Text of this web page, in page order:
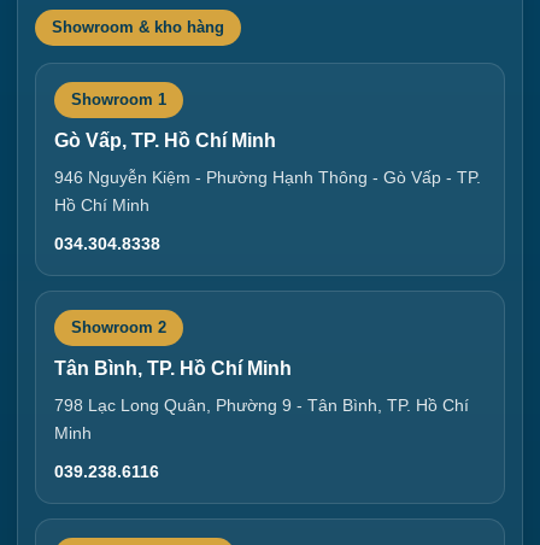
Showroom & kho hàng
Showroom 1
Gò Vấp, TP. Hồ Chí Minh
946 Nguyễn Kiệm - Phường Hạnh Thông - Gò Vấp - TP.
Hồ Chí Minh
034.304.8338
Showroom 2
Tân Bình, TP. Hồ Chí Minh
798 Lạc Long Quân, Phường 9 - Tân Bình, TP. Hồ Chí
Minh
039.238.6116